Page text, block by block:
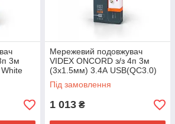
3м
Мережевий подовжувач
VIDEX ONCORD з/з 4п 3м
(3x1.5мм) 3.4А USB(QC3.0)
+USB-C(PD20W) з кнопкою
White
Під замовлення
1 013 ₴